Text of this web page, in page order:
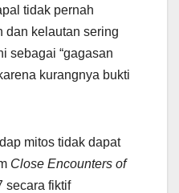
tidak pernah
dan kelautan sering
sebagai “gagasan
kurangnya bukti
mitos tidak dapat
Close Encounters of
secara fiktif